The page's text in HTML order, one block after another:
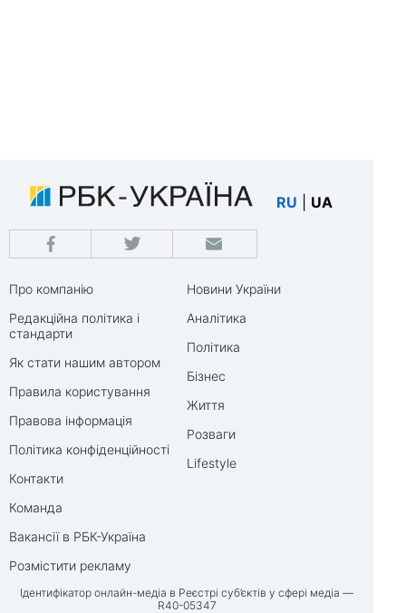
RU UA
Про компанію
Редакційна політика і
стандарти
Як стати нашим автором
Правила користування
Правова інформація
Політика конфіденційності
Контакти
Команда
Вакансії в РБК-Україна
Розмістити рекламу
Новини України
Аналітика
Політика
Бізнес
Життя
Розваги
Lifestyle
Ідентифікатор онлайн-медіа в Реєстрі суб’єктів у сфері медіа —
R40-05347